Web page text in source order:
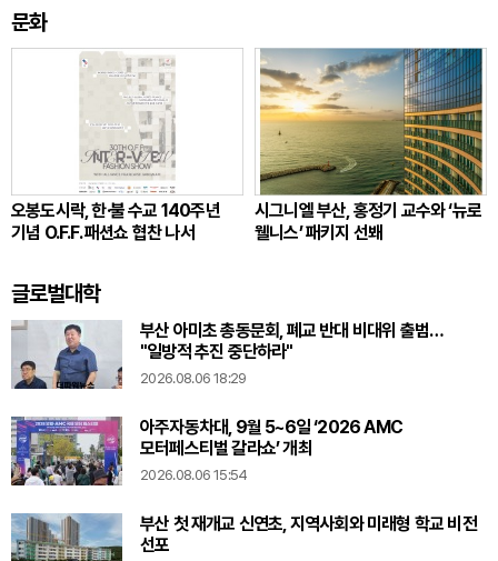
문화
오봉도시락, 한·불 수교 140주년
기념 O.F.F. 패션쇼 협찬 나서
시그니엘 부산, 홍정기 교수와 ‘뉴로
웰니스’ 패키지 선봬
글로벌대학
부산 아미초 총동문회, 폐교 반대 비대위 출범…
"일방적 추진 중단하라"
2026.08.06 18:29
아주자동차대, 9월 5~6일 ‘2026 AMC
모터페스티벌 갈라쇼’ 개최
2026.08.06 15:54
부산 첫 재개교 신연초, 지역사회와 미래형 학교 비전
선포